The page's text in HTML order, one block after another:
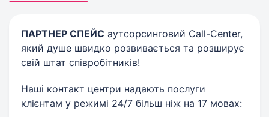
ПАРТНЕР СПЕЙС аутсорсинговий Call-Center,
який душе швидко розвивається та розширує
свій штат співробітників!
Наші контакт центри надають послуги
клієнтам у режимі 24/7 більш ніж на 17 мовах: